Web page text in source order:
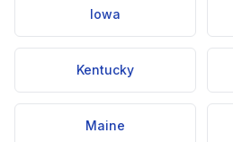
Iowa
Kentucky
Maine